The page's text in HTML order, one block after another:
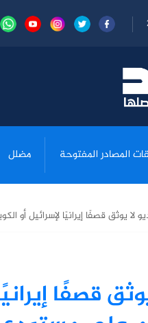
المصادر المفتوحة مضلل
لا يوثق قصفًا إيرانيًا لإسرائيل أو
قصفًا